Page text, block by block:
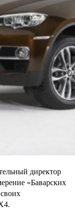
директор
«Баварских